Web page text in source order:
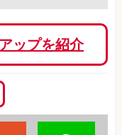
ップを紹介